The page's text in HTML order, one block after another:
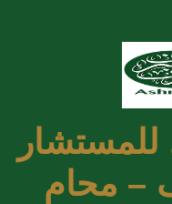
للمستشار
محامٍ